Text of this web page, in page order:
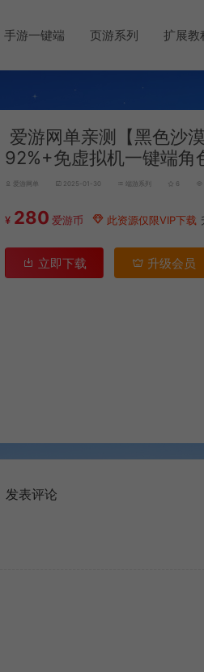
手游一键端 页游系列 扩展教
爱游网单亲测【黑色沙
92%+免虚拟机一键端角
爱游网单 2025-01-30 端游系列 6
¥ 280 爱游币 此资源仅限VIP下载
立即下载 升级会员
发表评论